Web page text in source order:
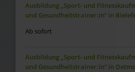
Ausbildung „Sport- und
und Gesundheitstrainer:in“ in
Ab sofort
Ausbildung „Sport- und
und Gesundheitstrainer:in“ in